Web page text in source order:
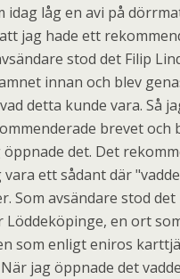
idag låg en avi på
jag hade ett
stod det Filip
innan och blev
detta kunde vara. Så
brevet och
det. Det
vara ett sådant där
Som avsändare stod det
Löddeköpinge, en ort
som enligt eniros
jag öppnade det